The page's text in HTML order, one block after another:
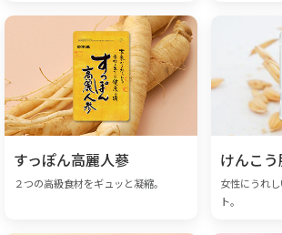
すっぽん高麗人蔘
２つの高級食材をギュッと凝縮。
けんこ
女性にうれ
ト。